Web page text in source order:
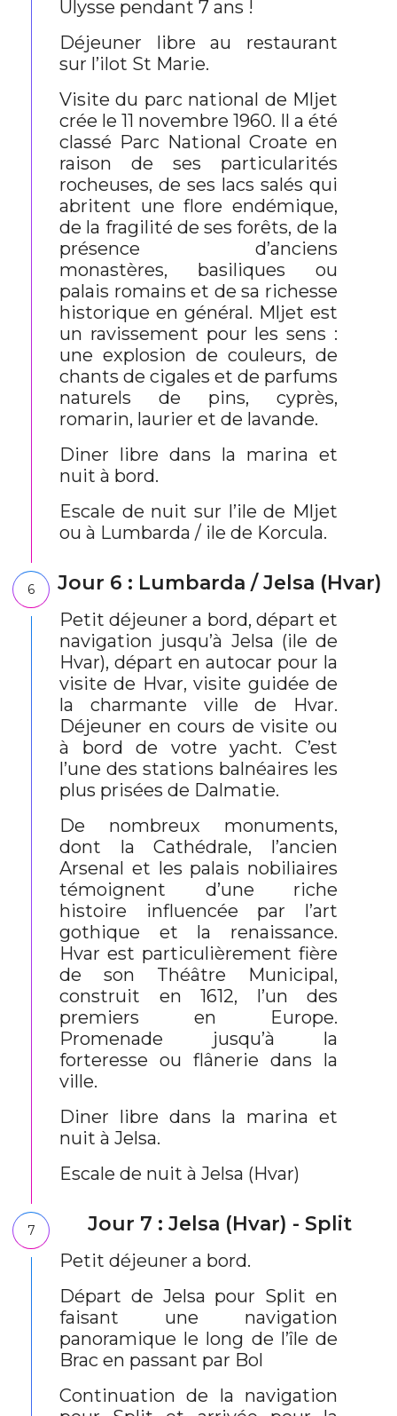
Ulysse pendant 7 ans !
Déjeuner libre au restaurant
sur l’ilot St Marie.
Visite du parc national de Mljet
crée le 11 novembre 1960. Il a été
classé Parc National Croate en
raison de ses particularités
rocheuses, de ses lacs salés qui
abritent une flore endémique,
de la fragilité de ses forêts, de la
présence d’anciens
monastères, basiliques ou
palais romains et de sa richesse
historique en général. Mljet est
un ravissement pour les sens :
une explosion de couleurs, de
chants de cigales et de parfums
naturels de pins, cyprès,
romarin, laurier et de lavande.
Diner libre dans la marina et
nuit à bord.
Escale de nuit sur l’ile de Mljet
ou à Lumbarda / ile de Korcula.
6 Jour 6 : Lumbarda / Jelsa (Hvar)
Petit déjeuner a bord, départ et
navigation jusqu’à Jelsa (ile de
Hvar), départ en autocar pour la
visite de Hvar, visite guidée de
la charmante ville de Hvar.
Déjeuner en cours de visite ou
à bord de votre yacht. C’est
l’une des stations balnéaires les
plus prisées de Dalmatie.
De nombreux monuments,
dont la Cathédrale, l’ancien
Arsenal et les palais nobiliaires
témoignent d’une riche
histoire influencée par l’art
gothique et la renaissance.
Hvar est particulièrement fière
de son Théâtre Municipal,
construit en 1612, l’un des
premiers en Europe.
Promenade jusqu’à la
forteresse ou flânerie dans la
ville.
Diner libre dans la marina et
nuit à Jelsa.
Escale de nuit à Jelsa (Hvar)
7 Jour 7 : Jelsa (Hvar) - Split
Petit déjeuner a bord.
Départ de Jelsa pour Split en
faisant une navigation
panoramique le long de l’île de
Brac en passant par Bol
Continuation de la navigation